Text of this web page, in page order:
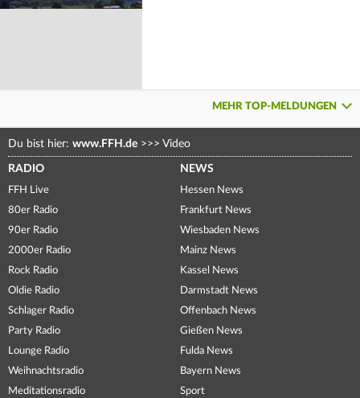
MEHR TOP-MELDUNGEN
Du bist hier: www.FFH.de >>> Video
RADIO
FFH Live
80er Radio
90er Radio
2000er Radio
Rock Radio
Oldie Radio
Schlager Radio
Party Radio
Lounge Radio
Weihnachtsradio
Meditationsradio
NEWS
Hessen News
Frankfurt News
Wiesbaden News
Mainz News
Kassel News
Darmstadt News
Offenbach News
Gießen News
Fulda News
Bayern News
Sport